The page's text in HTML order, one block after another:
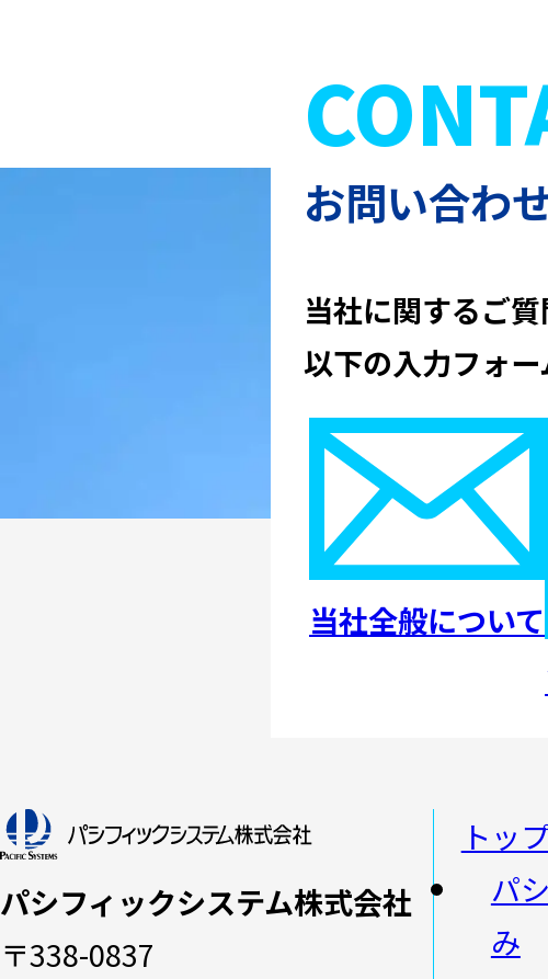
お問い合わ
当社に関するご
以下の入力フォー
当社全般について
パシフィックシステム株式会社
〒338-0837
トッ
パ
み